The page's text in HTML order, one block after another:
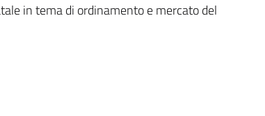
in tema di ordinamento e mercato del